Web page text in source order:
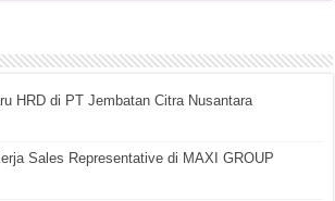
HRD di PT Jembatan Citra Nusantara
Sales Representative di MAXI GROUP